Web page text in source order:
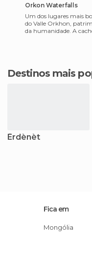
Orkon Waterfalls
Um dos lugares mais
do Valle Orkhon,
da humanidade. A
Destinos mais
Èrdènèt
Fica em
Mongólia